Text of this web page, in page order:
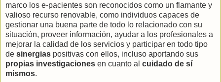
marco los e-pacientes son reconocidos como un flamante y
valioso recurso renovable, como individuos capaces de
gestionar una buena parte de todo lo relacionado con su
situación, proveer información, ayudar a los profesionales a
mejorar la calidad de los servicios y participar en todo tipo
de sinergias positivas con ellos, incluso aportando sus
propias investigaciones en cuanto al cuidado de sí
mismos.